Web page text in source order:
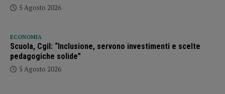
5 Agosto 2026
ECONOMIA
Scuola, Cgil: “Inclusione, servono investimenti e scelte
pedagogiche solide”
5 Agosto 2026